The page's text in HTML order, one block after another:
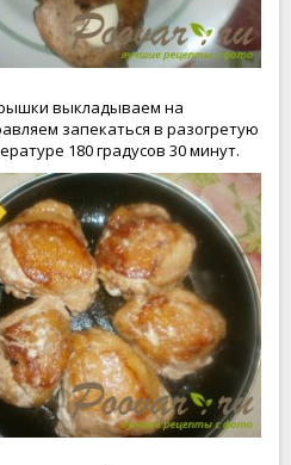
выкладываем на
запекаться в разогретую
180 градусов 30 минут.